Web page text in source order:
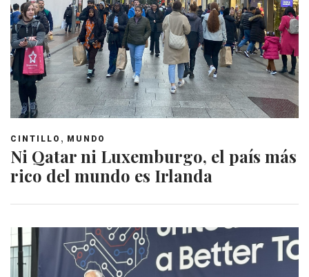
CINTILLO , MUNDO
Ni Qatar ni Luxemburgo, el país más
rico del mundo es Irlanda